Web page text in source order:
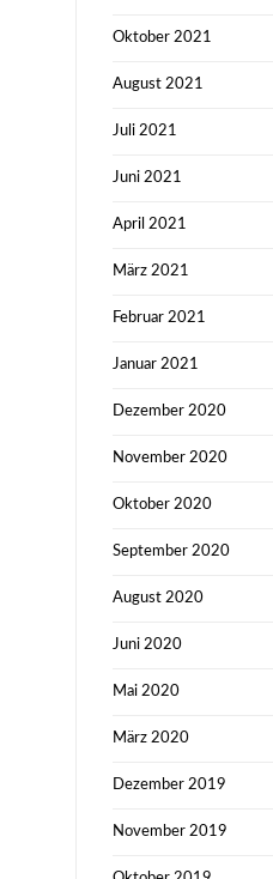
Oktober 2021
August 2021
Juli 2021
Juni 2021
April 2021
März 2021
Februar 2021
Januar 2021
Dezember 2020
November 2020
Oktober 2020
September 2020
August 2020
Juni 2020
Mai 2020
März 2020
Dezember 2019
November 2019